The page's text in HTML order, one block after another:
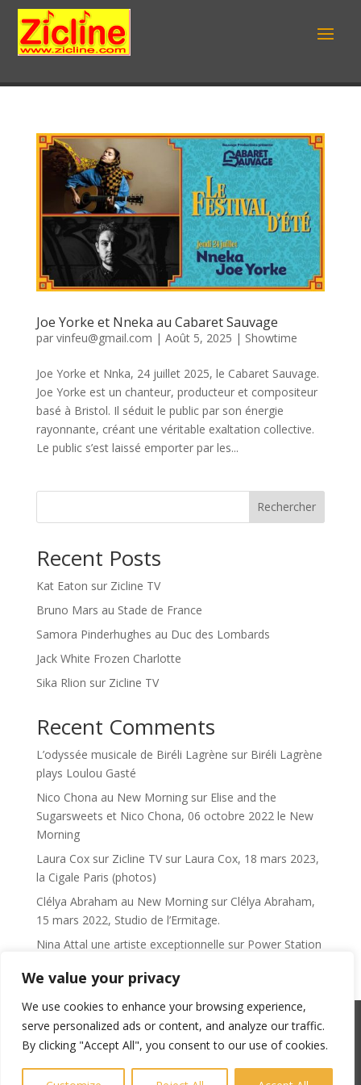
We value your privacy
We use cookies to enhance your browsing experience,
serve personalized ads or content, and analyze our traffic.
By clicking "Accept All", you consent to our use of cookies.
Joe Yorke et Nneka au Cabaret Sauvage
par vinfeu@gmail.com | Août 5, 2025 | Showtime
Joe Yorke et Nnka, 24 juillet 2025, le Cabaret Sauvage.
Joe Yorke est un chanteur, producteur et compositeur
basé à Bristol. Il séduit le public par son énergie
rayonnante, créant une véritable exaltation collective.
Le public s’est laissé emporter par les...
Rechercher
Recent Posts
Kat Eaton sur Zicline TV
Bruno Mars au Stade de France
Samora Pinderhughes au Duc des Lombards
Jack White Frozen Charlotte
Sika Rlion sur Zicline TV
Recent Comments
L’odyssée musicale de Biréli Lagrène sur Biréli Lagrène
plays Loulou Gasté
Nico Chona au New Morningsur Elise and the
Sugarsweets et Nico Chona, 06 octobre 2022 le New
Morning
Laura Cox sur Zicline TVsur Laura Cox, 18 mars 2023,
la Cigale Paris (photos)
Clélya Abraham au New Morningsur Clélya Abraham,
15 mars 2022, Studio de l’Ermitage.
Nina Attal une artiste exceptionnelle sur Power Station
SACEM : 101735096 – ©Copyright Zicline 1998 –
Any reproduction prohibited